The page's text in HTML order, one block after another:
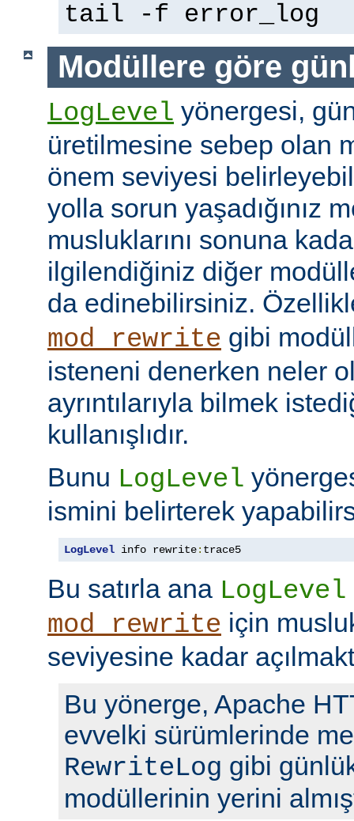
tail -f error_log
Modüllere göre
LogLevel yönergesi,
üretilmesine sebep olan
önem seviyesi
yolla sorun yaşadığınız
musluklarını sonuna
ilgilendiğiniz diğer
da edinebilirsiniz.
mod_rewrite gibi
isteneni denerken neler
ayrıntılarıyla bilmek
kullanışlıdır.
Bunu LogLevel
ismini belirterek
LogLevel info rewrite: trace5
Bu satırla ana LogLevel
mod_rewrite için
seviyesine kadar
Bu yönerge, Apache
evvelki sürümlerinde
RewriteLog gibi
modüllerinin yerini